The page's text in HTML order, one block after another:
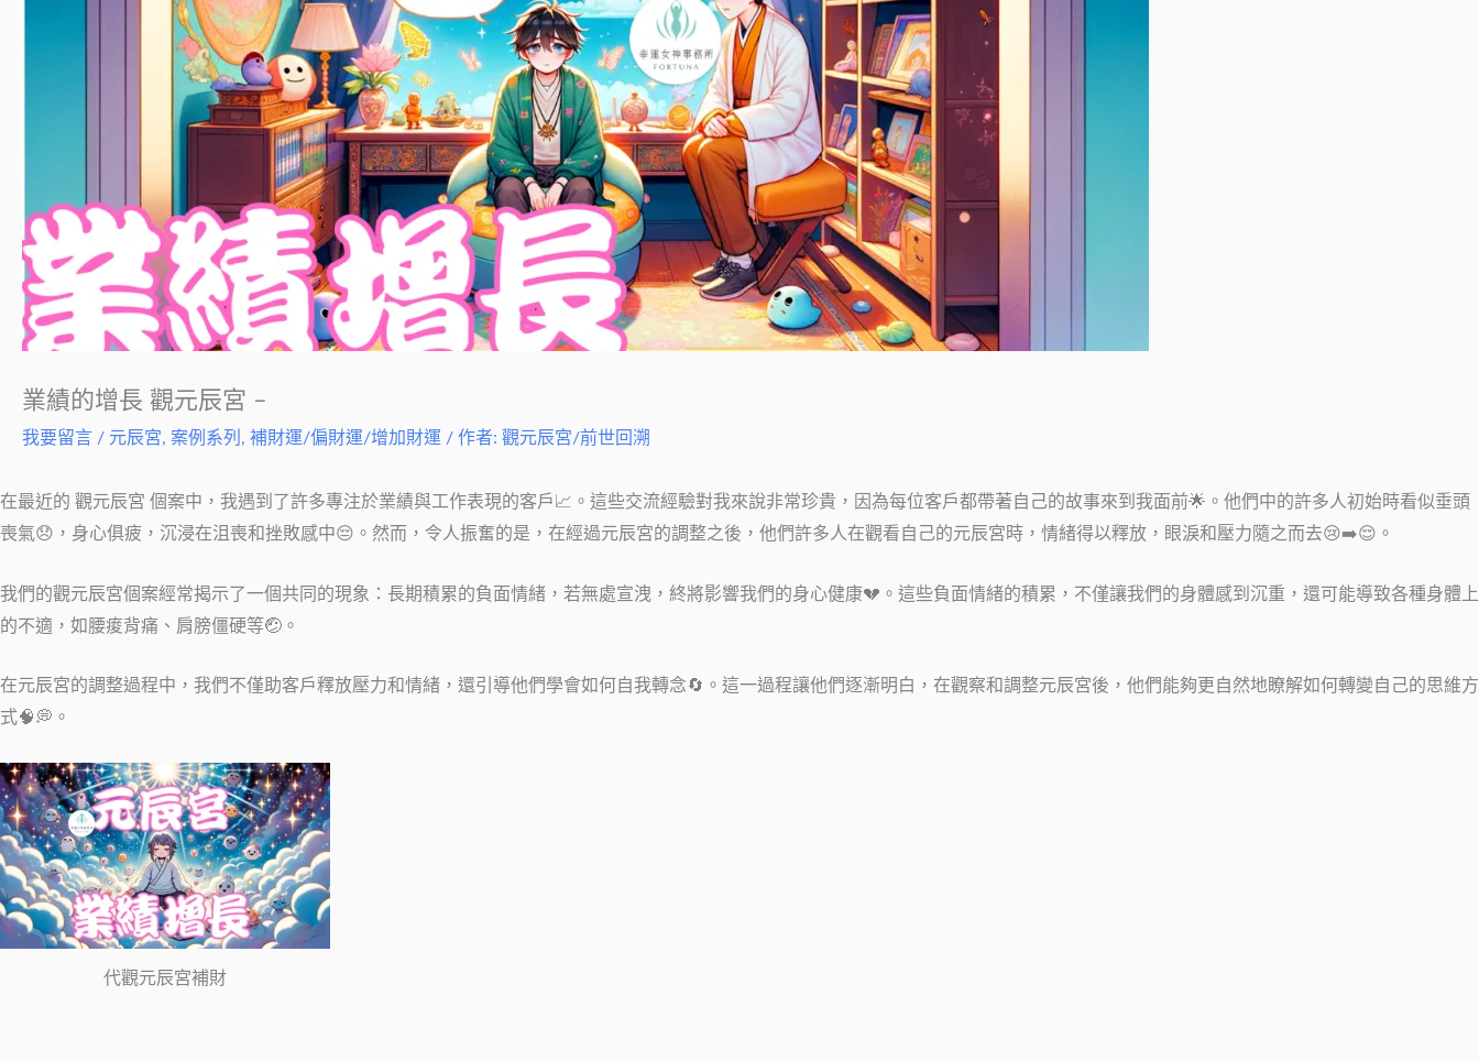
業績的增長 觀元辰宮 –
我要留言 / 元辰宮, 案例系列 , 補財運/偏財運/增加財運 / 作者: 觀元辰宮/前世回溯
在最近的 觀元辰宮 個案中，我遇到了許多專注於業績與工作表現的客戶📈。這些交流經驗對我來說非常珍貴，因為每位客戶都帶著自己的故事來到我面前🌟。他們中的許多人初始時看似垂頭
喪氣😞，身心俱疲，沉浸在沮喪和挫敗感中😔。然而，令人振奮的是，在經過元辰宮的調整之後，他們許多人在觀看自己的元辰宮時，情緒得以釋放，眼淚和壓力隨之而去😢➡️😌。
我們的觀元辰宮個案經常揭示了一個共同的現象：長期積累的負面情緒，若無處宣洩，終將影響我們的身心健康💔。這些負面情緒的積累，不僅讓我們的身體感到沉重，還可能導致各種身體上
的不適，如腰痠背痛、肩膀僵硬等🤕。
在元辰宮的調整過程中，我們不僅助客戶釋放壓力和情緒，還引導他們學會如何自我轉念🔄。這一過程讓他們逐漸明白，在觀察和調整元辰宮後，他們能夠更自然地瞭解如何轉變自己的思維方
式🧠💭。
代觀元辰宮補財